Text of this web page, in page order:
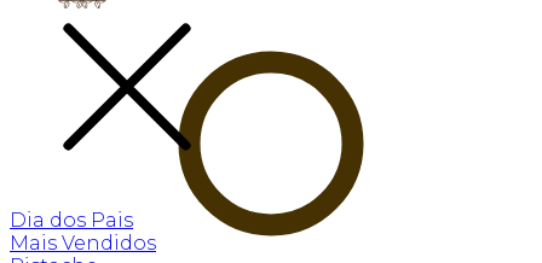
Dia dos Pais
Mais Vendidos